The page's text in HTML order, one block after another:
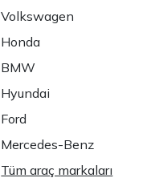
Volkswagen
Honda
BMW
Hyundai
Ford
Mercedes-Benz
Tüm araç markaları